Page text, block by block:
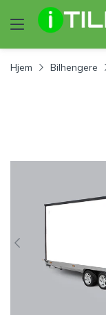
Hjem Bilhengere